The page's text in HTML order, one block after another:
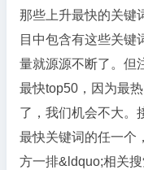
那些上升最快的关键
目中包含有这些关键
量就源源不断了。但
最快top50，因为最
了，我们机会不大。
最快关键词的任一个
方一排&ldquo;相关